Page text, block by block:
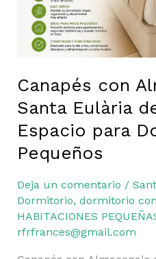
Canapés con
Santa Eulària
Espacio para
Pequeños
Deja un comentario /
Dormitorio, dormitorio
HABITACIONES
rfrfrances@gmail.com
Riu
Más
para
Dormitorios
Pequeños